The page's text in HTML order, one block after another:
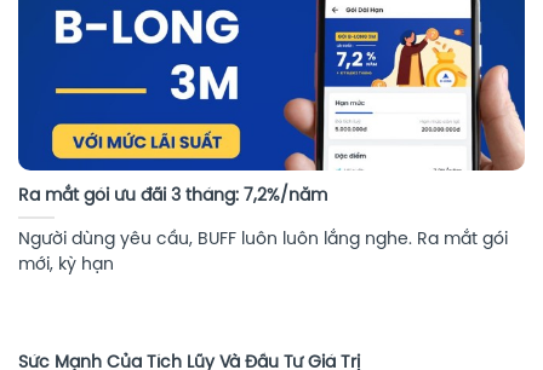
Ra mắt gói ưu đãi 3 tháng: 7,2%/năm
Người dùng yêu cầu, BUFF luôn luôn lắng nghe. Ra mắt gói
mới, kỳ hạn
Sức Mạnh Của Tích Lũy Và Đầu Tư Giá Trị